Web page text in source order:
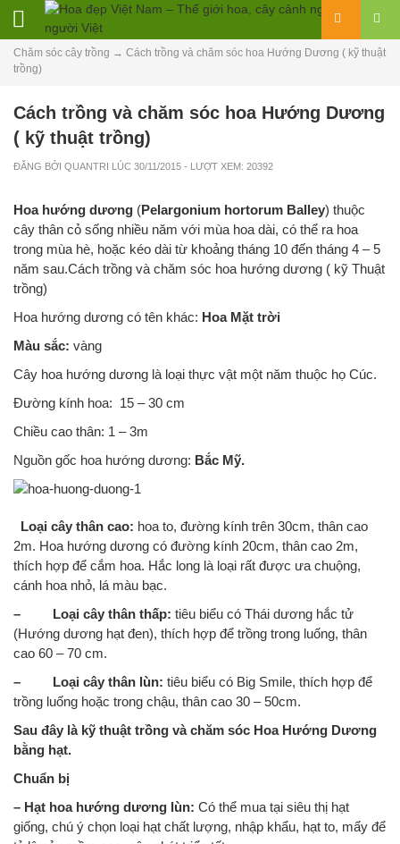
Chăm sóc cây trồng → Cách trồng và chăm sóc hoa Hướng Dương ( kỹ thuật
trồng)
Cách trồng và chăm sóc hoa Hướng Dương
( kỹ thuật trồng)
ĐĂNG BỞI QUANTRI LÚC 30/11/2015 - LƯỢT XEM: 20392
Hoa hướng dương (Pelargonium hortorum Balley) thuộc
cây thân cỏ sống nhiều năm với mùa hoa dài, có thể ra hoa
trong mùa hè, hoặc kéo dài từ khoảng tháng 10 đến tháng 4 – 5
năm sau.Cách trồng và chăm sóc hoa hướng dương ( kỹ Thuật
trồng)
Hoa hướng dương có tên khác: Hoa Mặt trời
Màu sắc: vàng
Cây hoa hướng dương là loại thực vật một năm thuộc họ Cúc.
Đường kính hoa: 15 – 30 cm
Chiều cao thân: 1 – 3m
Nguồn gốc hoa hướng dương: Bắc Mỹ.
Loại cây thân cao: hoa to, đường kính trên 30cm, thân cao
2m. Hoa hướng dương có đường kính 20cm, thân cao 2m,
thích hợp để cắm hoa. Hắc long là loại rất được ưa chuộng,
cánh hoa nhỏ, lá màu bạc.
– Loại cây thân thấp: tiêu biểu có Thái dương hắc tử
(Hướng dương hạt đen), thích hợp để trồng trong luống, thân
cao 60 – 70 cm.
– Loại cây thân lùn: tiêu biểu có Big Smile, thích hợp để
trồng luống hoặc trong chậu, thân cao 30 – 50cm.
Sau đây là kỹ thuật trồng và chăm sóc Hoa Hướng Dương
bằng hạt.
Chuẩn bị
– Hạt hoa hướng dương lùn: Có thể mua tại siêu thị hạt
giống, chú ý chọn loại hạt chất lượng, nhập khẩu, hạt to, mẩy để